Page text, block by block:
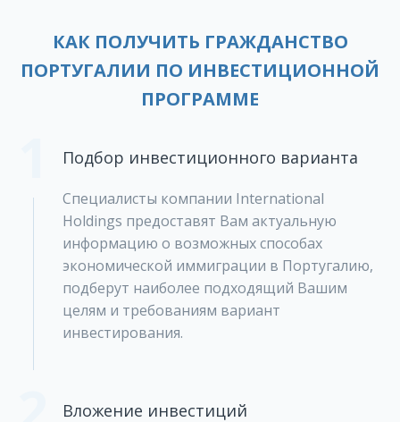
КАК ПОЛУЧИТЬ ГРАЖДАНСТВО
ПОРТУГАЛИИ ПО ИНВЕСТИЦИОННОЙ
ПРОГРАММЕ
Подбор инвестиционного варианта
Специалисты компании International
Holdings предоставят Вам актуальную
информацию о возможных способах
экономической иммиграции в Португалию,
подберут наиболее подходящий Вашим
целям и требованиям вариант
инвестирования.
Вложение инвестиций